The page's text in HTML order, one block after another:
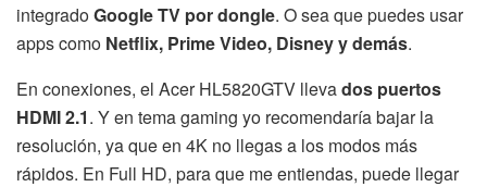
integradoGoogle TV por dongle. O sea que puedes usar
apps como Netflix, Prime Video, Disney y demás.
En conexiones, el Acer HL5820GTV llevados puertos
HDMI 2.1. Y en tema gaming yo recomendaría bajar la
resolución, ya que en 4K no llegas a los modos más
rápidos. En Full HD, para que me entiendas, puede llegar